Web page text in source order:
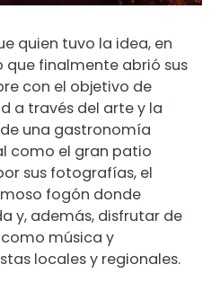
quien tuvo la idea, en
que finalmente abrió sus
con el objetivo de
a través del arte y la
una gastronomía
como el gran patio
sus fotografías, el
fogón donde
y, además, disfrutar de
música y
locales y regionales.